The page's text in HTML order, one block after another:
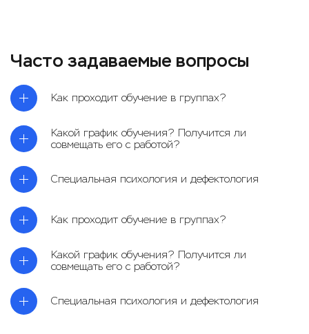
Часто задаваемые вопросы
Как проходит обучение в группах?
Какой график обучения? Получится ли
совмещать его с работой?
Специальная психология и дефектология
Как проходит обучение в группах?
Какой график обучения? Получится ли
совмещать его с работой?
Специальная психология и дефектология